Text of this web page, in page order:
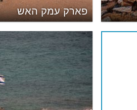
פארק עמק האש